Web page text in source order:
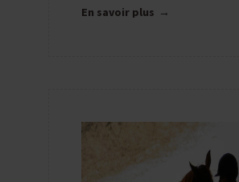
En savoir plus